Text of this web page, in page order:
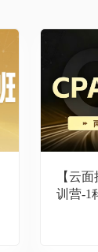
【云
训营-1